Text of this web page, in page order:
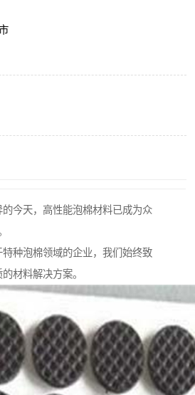
今天，高性能泡棉材料已成为众
种泡棉领域的企业，我们始终致
材料解决方案。